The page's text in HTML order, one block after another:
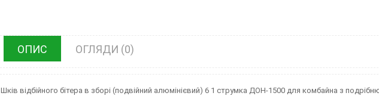
ОПИС ОГЛЯДИ (0)
Шків відбійного бітера в зборі (подвійний алюмінієвий) 6 1 струмка ДОН-1500 для комбайна з